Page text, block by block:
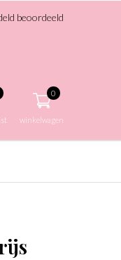
winkelwagen
0
beoordeeld